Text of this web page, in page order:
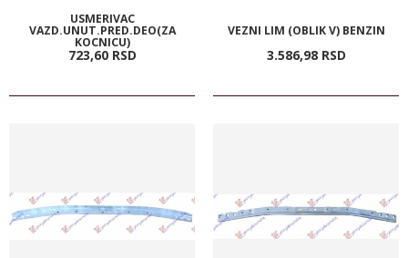
USMERIVAC
VAZD.UNUT.PRED.DEO(ZA
KOCNICU)
723,60 RSD
VEZNI LIM (OBLIK V) BENZIN
3.586,98 RSD